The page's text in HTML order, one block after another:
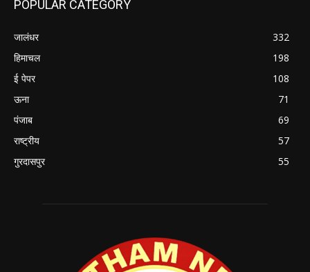
POPULAR CATEGORY
जालंधर
332
हिमाचल
198
ई पेपर
108
ऊना
71
पंजाब
69
राष्ट्रीय
57
गुरदासपुर
55